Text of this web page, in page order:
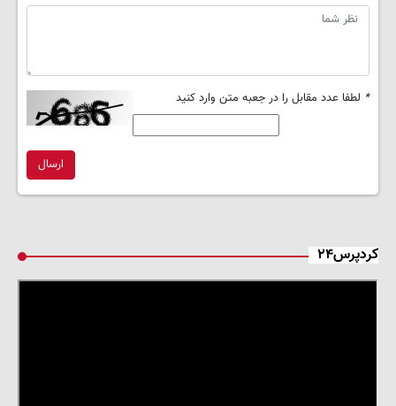
* لطفا عدد مقابل را در جعبه متن وارد کنید
ارسال
کردپرس۲۴